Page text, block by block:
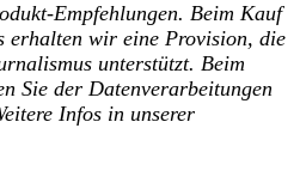
Empfehlungen. Beim Kauf
erhalten wir eine Provision, die
unterstützt. Beim
Sie der Datenverarbeitungen
Infos in unserer